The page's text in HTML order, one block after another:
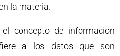
la materia.
concepto de información
a los datos que son